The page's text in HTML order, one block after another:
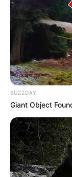
BUZZDAY
Giant Object